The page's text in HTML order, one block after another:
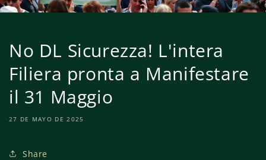
No DL Sicurezza! L'intera
Filiera pronta a Manifestare
il 31 Maggio
27 DE MAYO DE 2025
Share